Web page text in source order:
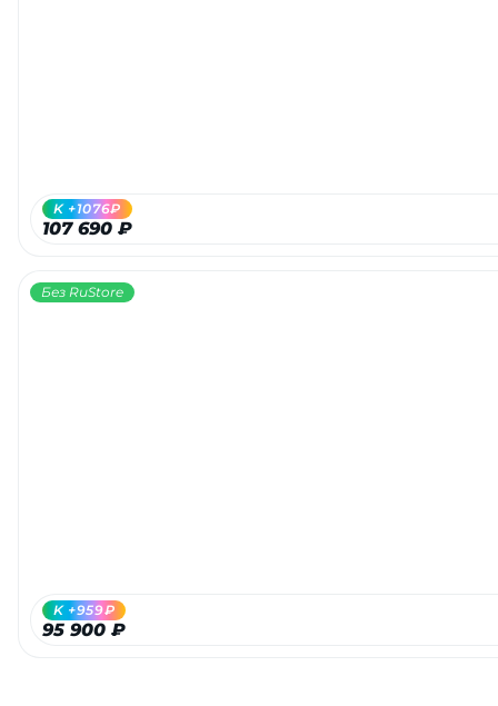
107 690 ₽
K +1076₽
Без RuStore
95 900 ₽
K +959₽